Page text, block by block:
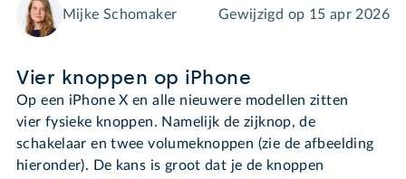
Mijke Schomaker Gewijzigd op 15 apr 2026
Vier knoppen op iPhone
Op een iPhone X en alle nieuwere modellen zitten
vier fysieke knoppen. Namelijk de zijknop, de
schakelaar en twee volumeknoppen (zie de afbeelding
hieronder). De kans is groot dat je de knoppen